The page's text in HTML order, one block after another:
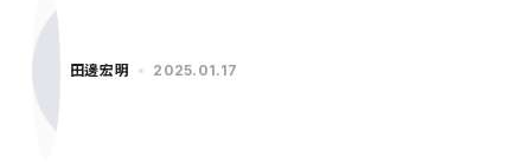
田邊宏明 2025.01.17